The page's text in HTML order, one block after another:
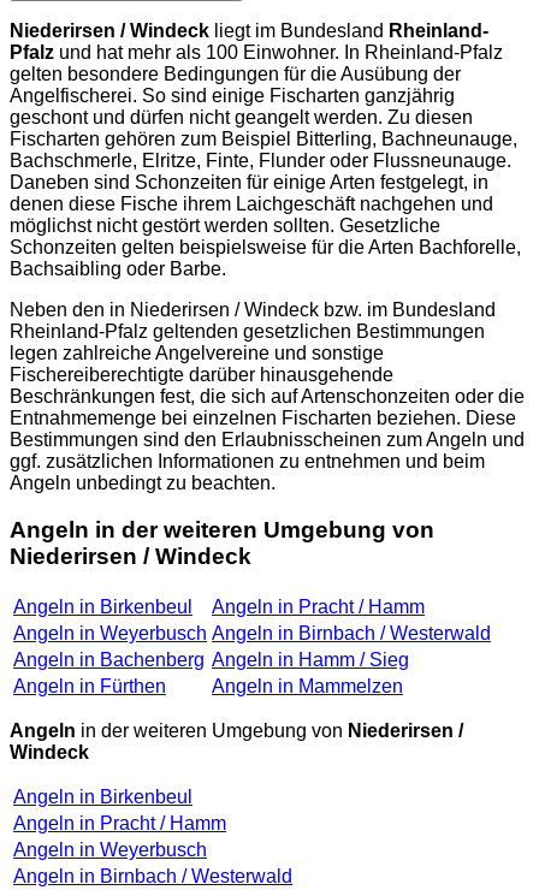
Niederirsen / Windeck liegt im Bundesland Rheinland-
Pfalz und hat mehr als 100 Einwohner. In Rheinland-Pfalz
gelten besondere Bedingungen für die Ausübung der
Angelfischerei. So sind einige Fischarten ganzjährig
geschont und dürfen nicht geangelt werden. Zu diesen
Fischarten gehören zum Beispiel Bitterling, Bachneunauge,
Bachschmerle, Elritze, Finte, Flunder oder Flussneunauge.
Daneben sind Schonzeiten für einige Arten festgelegt, in
denen diese Fische ihrem Laichgeschäft nachgehen und
möglichst nicht gestört werden sollten. Gesetzliche
Schonzeiten gelten beispielsweise für die Arten Bachforelle,
Bachsaibling oder Barbe.
Neben den in Niederirsen / Windeck bzw. im Bundesland
Rheinland-Pfalz geltenden gesetzlichen Bestimmungen
legen zahlreiche Angelvereine und sonstige
Fischereiberechtigte darüber hinausgehende
Beschränkungen fest, die sich auf Artenschonzeiten oder die
Entnahmemenge bei einzelnen Fischarten beziehen. Diese
Bestimmungen sind den Erlaubnisscheinen zum Angeln und
ggf. zusätzlichen Informationen zu entnehmen und beim
Angeln unbedingt zu beachten.
Angeln in der weiteren Umgebung von
Niederirsen / Windeck
Angeln in Birkenbeul
Angeln in Pracht / Hamm
Angeln in Weyerbusch Angeln in Birnbach / Westerwald
Angeln in Bachenberg Angeln in Hamm / Sieg
Angeln in Fürthen
Angeln in Mammelzen
Angeln in der weiteren Umgebung von Niederirsen /
Windeck
Angeln in Birkenbeul
Angeln in Pracht / Hamm
Angeln in Weyerbusch
Angeln in Birnbach / Westerwald